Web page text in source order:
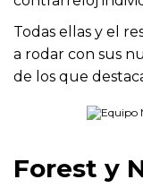
Todas ellas y el
a rodar con sus
de los que
Forest y